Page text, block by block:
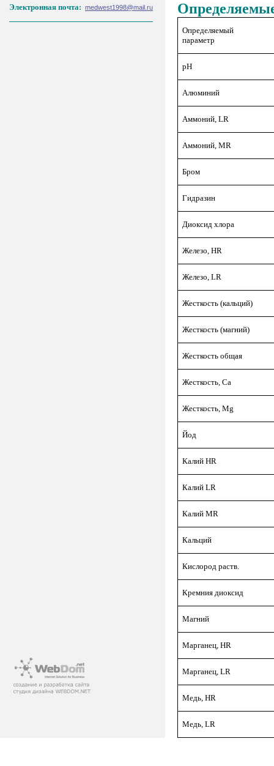
Электронная почта: medwest1998@mail.ru
Определяемый
параметр
pH
Алюминий
Аммоний, LR
Аммоний, MR
Бром
Гидразин
Диоксид хлора
Железо, HR
Железо, LR
Жесткость (кальций)
Жесткость (магний)
Жесткость общая
Жесткость, Ca
Жесткость, Mg
Йод
Калий HR
Калий LR
Калий MR
Кальций
Кислород раств.
Кремния диоксид
Магний
Марганец, HR
Марганец, LR
Медь, HR
Медь, LR